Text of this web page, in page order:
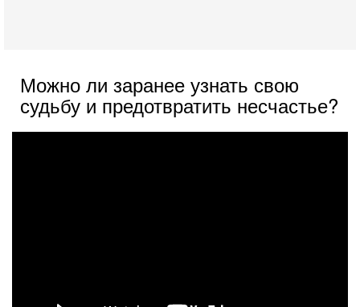
Можно ли заранее узнать свою
судьбу и предотвратить несчастье?